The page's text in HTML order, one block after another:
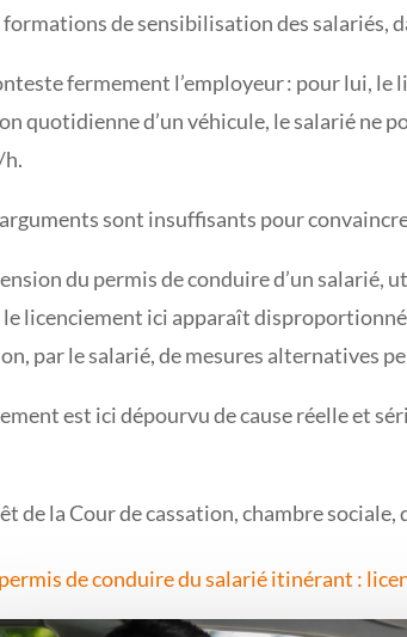
formations de sensibilisation des salariés,
fermement l’employeur : pour lui,
quotidienne d’un véhicule, le salarié ne
h.
sont insuffisants pour
du permis de conduire d’un
licenciement ici apparaît disproportionné
par le salarié, de mesures alternatives
est ici dépourvu de cause réelle et
de la Cour de cassation, chambre
de conduire du salarié itinérant :